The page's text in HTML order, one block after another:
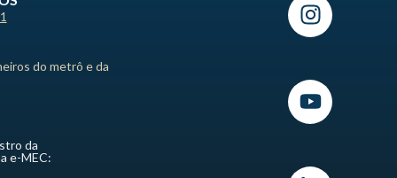
do metrô e da
da
e-MEC: